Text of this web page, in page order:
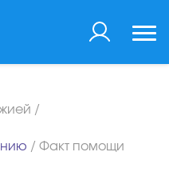
/
/ Факт помощи